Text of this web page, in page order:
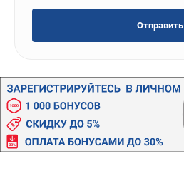
Шлифовальные станки
ДОПОЛНИТЕЛЬНОЕ ОБОРУДОВАНИЕ
Патроны и переходники
Подставки для станков
Полотна пильные по дереву
Прижимные устройства
Отправить